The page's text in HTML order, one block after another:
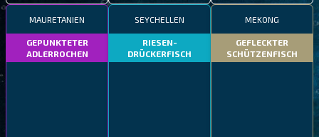
MAURETANIEN
GEPUNKTETER
ADLERROCHEN
SEYCHELLEN
RIESEN-
DRÜCKERFISCH
MEKONG
GEFLECKTER
SCHÜTZENFISCH